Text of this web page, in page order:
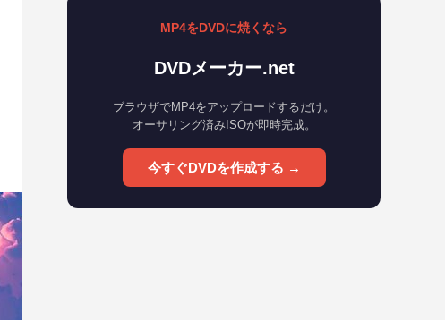
MP4をDVDに焼くなら
DVDメーカー.net
ブラウザでMP4をアップロードするだけ。
オーサリング済みISOが即時完成。
今すぐDVDを作成する →